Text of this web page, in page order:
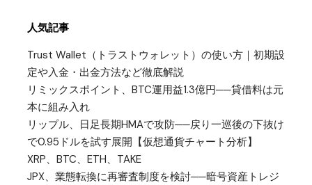
人気記事
Trust Wallet（トラストウォレット）の使い方｜初期設
定や入金・出金方法など徹底解説
リミックスポイント、BTC運用益1.3億円──貸借料は元
本に組み入れ
リップル、日足長期HMAで攻防──戻り一巡後の下抜け
で0.95ドルを試す展開【仮想通貨チャート分析】
XRP、BTC、ETH、TAKE
JPX、業態転換に再審査制度を検討──暗号資産トレジ